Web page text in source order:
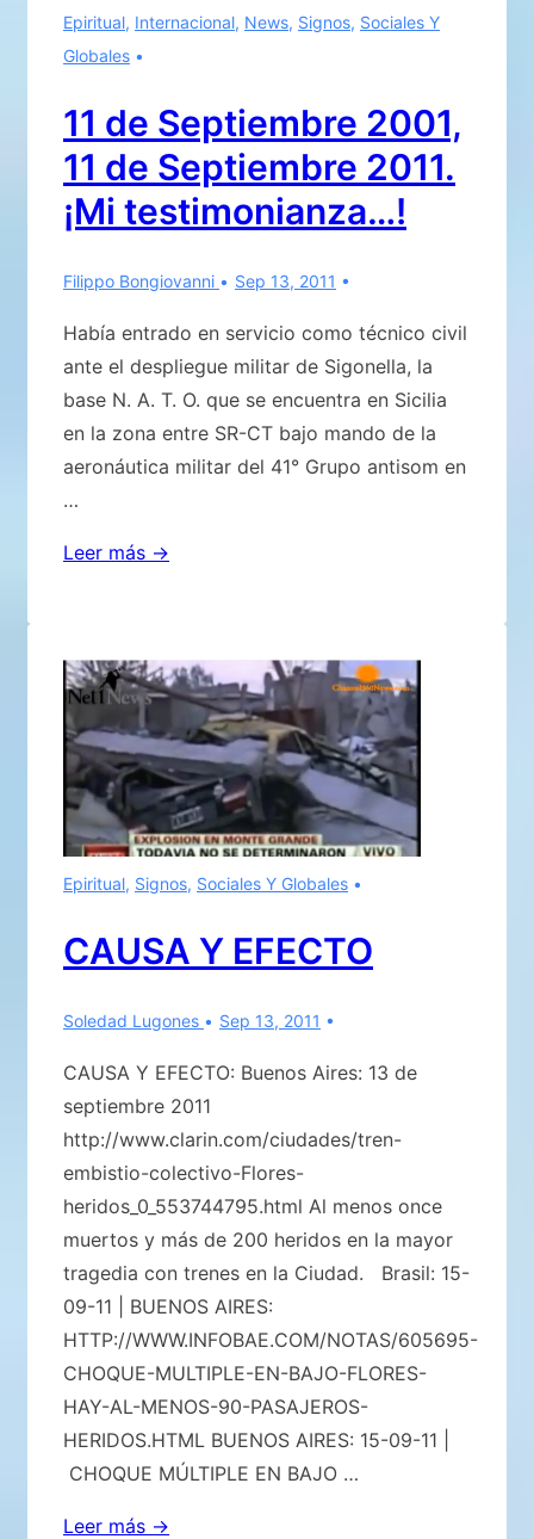
la
separación
Eugenio
Siragusa
de
Giorgio
2º
PARTE
Epiritual, Internacional, News, Signos, Sociales Y
Globales
11 de Septiembre 2001,
11 de Septiembre 2011.
¡Mi testimonianza…!
Filippo Bongiovanni Sep 13, 2011
Había entrado en servicio como técnico civil
ante el despliegue militar de Sigonella, la
base N. A. T. O. que se encuentra en Sicilia
en la zona entre SR-CT bajo mando de la
aeronáutica militar del 41° Grupo antisom en
…
11
11
de
Septiembre
2011.
¡Mi
testimonianza…!
Leer más →
Epiritual, Signos, Sociales Y Globales
CAUSA Y EFECTO
Soledad Lugones Sep 13, 2011
CAUSA Y EFECTO: Buenos Aires: 13 de
septiembre 2011
http://www.clarin.com/ciudades/tren-
embistio-colectivo-Flores-
heridos_0_553744795.html Al menos once
muertos y más de 200 heridos en la mayor
tragedia con trenes en la Ciudad. Brasil: 15-
09-11 | BUENOS AIRES:
HTTP://WWW.INFOBAE.COM/NOTAS/605695-
CHOQUE-MULTIPLE-EN-BAJO-FLORES-
HAY-AL-MENOS-90-PASAJEROS-
HERIDOS.HTML BUENOS AIRES: 15-09-11 |
CHOQUE MÚLTIPLE EN BAJO …
CAUSA
Leer más →